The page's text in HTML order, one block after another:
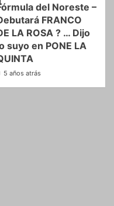
del Noreste –
FRANCO
LA ROSA ? … Dijo
suyo en PONE LA
5 años atrás